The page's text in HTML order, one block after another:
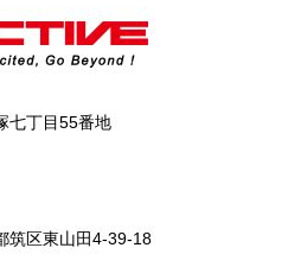
七丁目55番地
筑区東山田4-39-18